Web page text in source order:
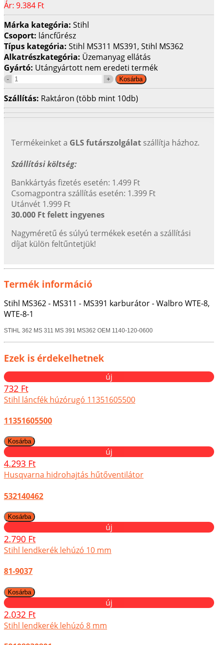
Ár: 9.384 Ft
Márka kategória: Stihl
Csoport: láncfűrész
Típus kategória: Stihl MS311 MS391, Stihl MS362
Alkatrészkategória: Üzemanyag ellátás
Gyártó: Utángyártott nem eredeti termék
Szállítás: Raktáron (több mint 10db)
Termékeinket a GLS futárszolgálat szállítja házhoz.
Szállítási költség:
Bankkártyás fizetés esetén: 1.499 Ft
Csomagpontra szállítás esetén: 1.399 Ft
Utánvét 1.999 Ft
30.000 Ft felett ingyenes
Nagyméretű és súlyú termékek esetén a szállítási
díjat külön feltűntetjük!
Termék információ
Stihl MS362 - MS311 - MS391 karburátor -Walbro WTE-8,
WTE-8-1
STIHL 362 MS 311 MS 391 MS362 OEM 1140-120-0600
Ezek is érdekelhetnek
új
732 Ft
Stihl láncfék húzórugó 11351605500
11351605500
új
4.293 Ft
Husqvarna hidrohajtás hűtőventilátor
532140462
új
2.790 Ft
Stihl lendkerék lehúzó 10 mm
81-9037
új
2.032 Ft
Stihl lendkerék lehúzó 8 mm